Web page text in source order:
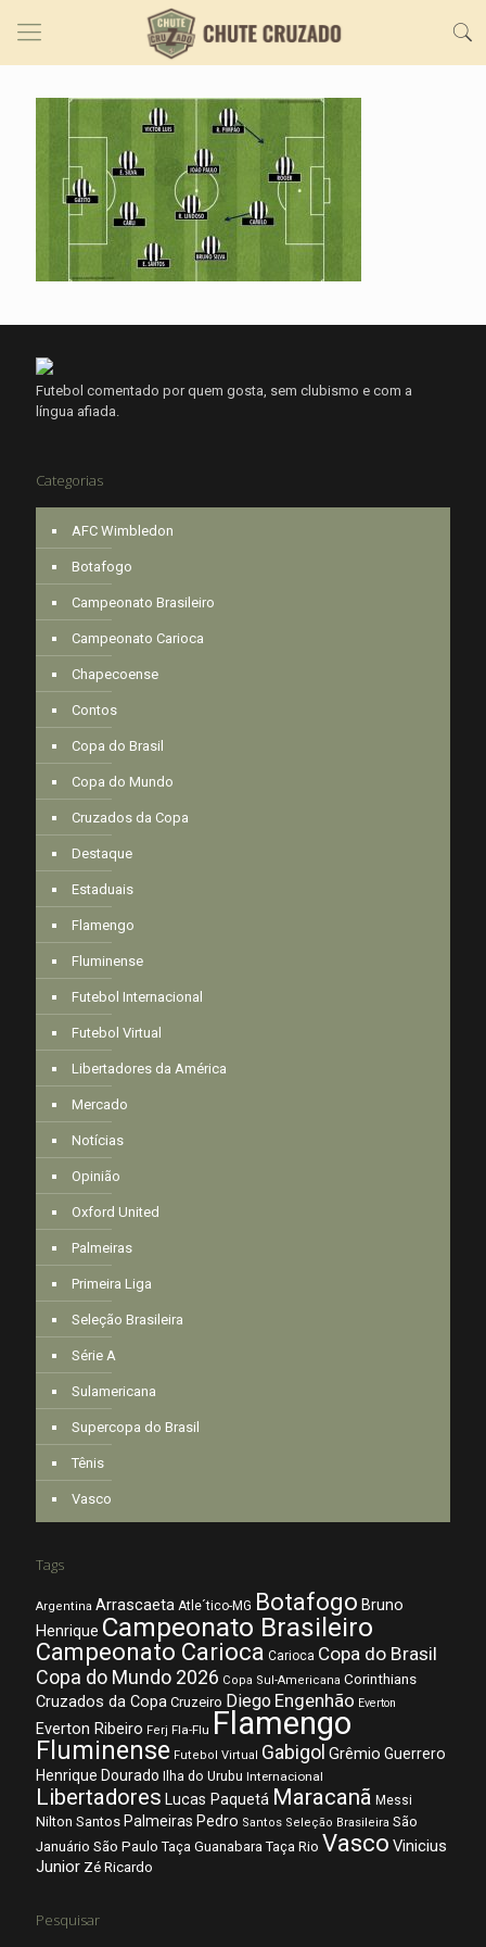
Futebol comentado por quem gosta, sem clubismo e com a
língua afiada.
Categorias
AFC Wimbledon
Botafogo
Campeonato Brasileiro
Campeonato Carioca
Chapecoense
Contos
Copa do Brasil
Copa do Mundo
Cruzados da Copa
Destaque
Estaduais
Flamengo
Fluminense
Futebol Internacional
Futebol Virtual
Libertadores da América
Mercado
Notícias
Opinião
Oxford United
Palmeiras
Primeira Liga
Seleção Brasileira
Série A
Sulamericana
Supercopa do Brasil
Tênis
Vasco
Tags
Argentina Arrascaeta Atle´tico-MG Botafogo Bruno
Henrique Campeonato Brasileiro
Campeonato Carioca Carioca Copa do Brasil
Copa do Mundo 2026 Copa Sul-Americana Corinthians
Cruzados da Copa Cruzeiro Diego Engenhão Everton
Everton Ribeiro Ferj Fla-Flu Flamengo
Fluminense Futebol Virtual Gabigol Grêmio Guerrero
Henrique Dourado Ilha do Urubu Internacional
Libertadores Lucas Paquetá Maracanã Messi
Nilton Santos Palmeiras Pedro Santos Seleção Brasileira São
Januário São Paulo Taça Guanabara Taça Rio Vasco Vinicius
Junior Zé Ricardo
Pesquisar